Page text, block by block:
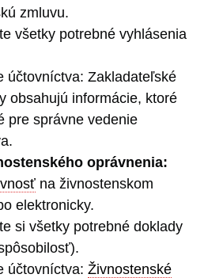
zmluvu.
všetky potrebné vyhlásenia
účtovníctva: Zakladateľské
obsahujú informácie, ktoré
pre správne vedenie
oprávnenia:
na živnostenskom
elektronicky.
si všetky potrebné doklady
účtovníctva: Živnostenské